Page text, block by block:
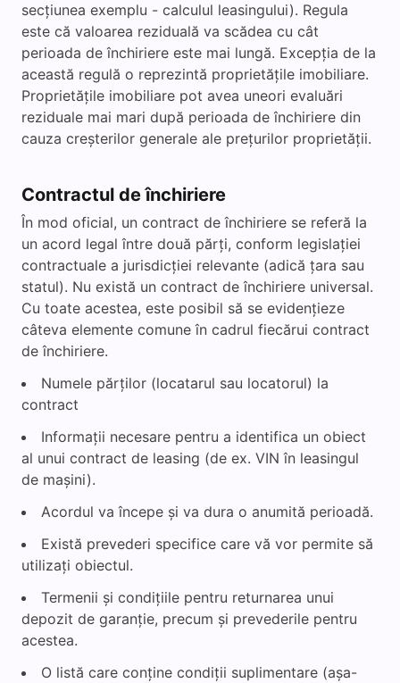
secțiunea exemplu - calculul leasingului). Regula
este că valoarea reziduală va scădea cu cât
perioada de închiriere este mai lungă. Excepția de la
această regulă o reprezintă proprietățile imobiliare.
Proprietățile imobiliare pot avea uneori evaluări
reziduale mai mari după perioada de închiriere din
cauza creșterilor generale ale prețurilor proprietății.
Contractul de închiriere
În mod oficial, un contract de închiriere se referă la
un acord legal între două părți, conform legislației
contractuale a jurisdicției relevante (adică țara sau
statul). Nu există un contract de închiriere universal.
Cu toate acestea, este posibil să se evidențieze
câteva elemente comune în cadrul fiecărui contract
de închiriere.
Numele părților (locatarul sau locatorul) la
contract
Informații necesare pentru a identifica un obiect
al unui contract de leasing (de ex. VIN în leasingul
de mașini).
Acordul va începe și va dura o anumită perioadă.
Există prevederi specifice care vă vor permite să
utilizați obiectul.
Termenii și condițiile pentru returnarea unui
depozit de garanție, precum și prevederile pentru
acestea.
O listă care conține condiții suplimentare (așa-